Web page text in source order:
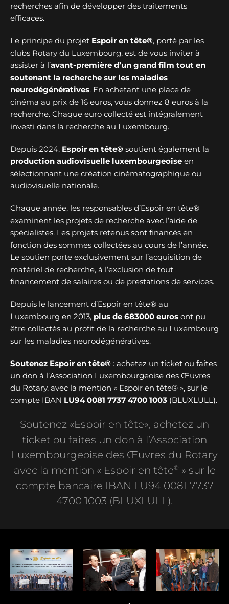
recherches afin de développer des traitements
efficaces.
Le principe du projet Espoir en tête®, porté par les
clubs Rotary du Luxembourg, est de vous inviter à
assister à l’avant-première d’un grand film tout en
soutenant la recherche sur les maladies
neurodégénératives. En achetant une place de
cinéma au prix de 16 euros, vous donnez 8 euros à la
recherche. Chaque euro collecté est intégralement
investi dans la recherche au Luxembourg.
Depuis 2024, Espoir en tête® soutient également la
production audiovisuelle luxembourgeoise en
sélectionnant une création cinématographique ou
audiovisuelle nationale.
Chaque année, les responsables d’Espoir en tête®
examinent les projets de recherche avec l’aide de
spécialistes. Les projets retenus sont financés en
fonction des sommes collectées au cours de l’année.
Le soutien porte exclusivement sur l’acquisition de
matériel de recherche, à l’exclusion de tout
financement de salaires ou de prestations de services.
Depuis le lancement d’Espoir en tête® au
Luxembourg en 2013, plus de 683000 euros ont pu
être collectés au profit de la recherche au Luxembourg
sur les maladies neurodégénératives.
Soutenez Espoir en tête® : achetez un ticket ou faites
un don à l’Association Luxembourgeoise des Œuvres
du Rotary, avec la mention « Espoir en tête® », sur le
compte IBAN LU94 0081 7737 4700 1003 (BLUXLULL).
Soutenez «Espoir en tête», achetez un
ticket ou faites un don à l’Association
Luxembourgeoise des Œuvres du Rotary
avec la mention « Espoir en tête® » sur le
compte bancaire IBAN LU94 0081 7737
4700 1003 (BLUXLULL).